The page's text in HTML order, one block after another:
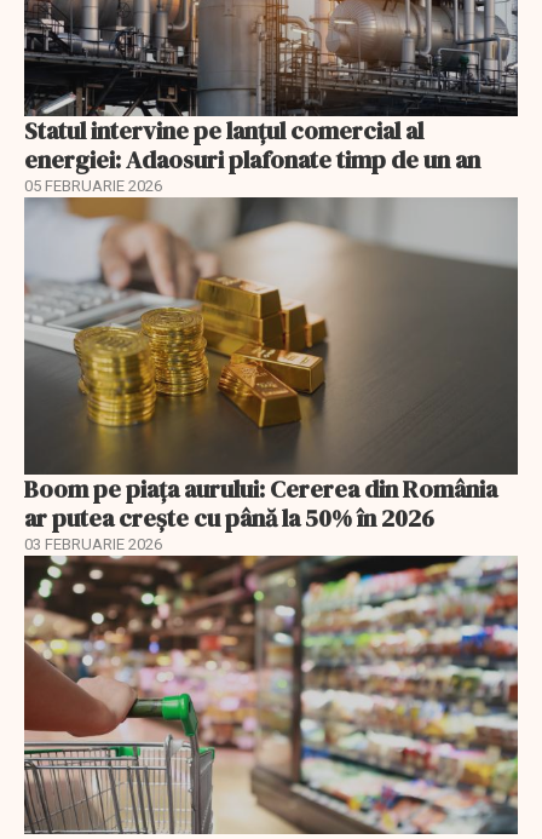
Statul intervine pe lanțul comercial al
energiei: Adaosuri plafonate timp de un an
05 FEBRUARIE 2026
Boom pe piața aurului: Cererea din România
ar putea crește cu până la 50% în 2026
03 FEBRUARIE 2026